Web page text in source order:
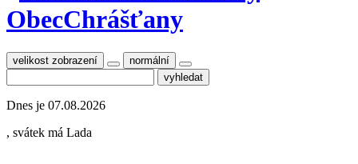
ObecChrášťany
velikost zobrazení normální
Dnes je 07.08.2026
, svátek má Lada